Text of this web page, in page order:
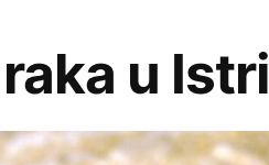
u Istri